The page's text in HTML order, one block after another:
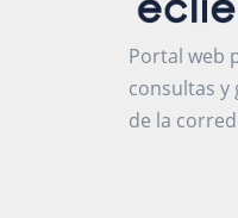
Portal web
consultas y
de la